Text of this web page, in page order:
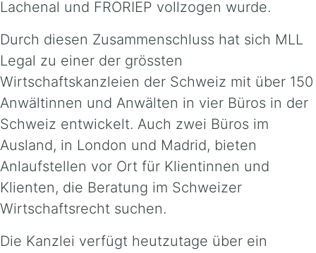
Lachenal und FRORIEP vollzogen wurde.
Durch diesen Zusammenschluss hat sich MLL
Legal zu einer der grössten
Wirtschaftskanzleien der Schweiz mit über 150
Anwältinnen und Anwälten in vier Büros in der
Schweiz entwickelt. Auch zwei Büros im
Ausland, in London und Madrid, bieten
Anlaufstellen vor Ort für Klientinnen und
Klienten, die Beratung im Schweizer
Wirtschaftsrecht suchen.
Die Kanzlei verfügt heutzutage über ein